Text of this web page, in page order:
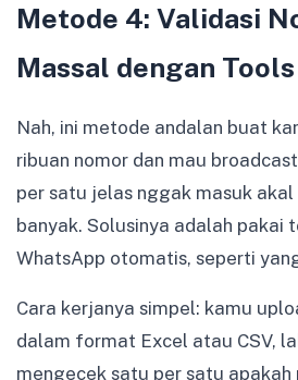
Metode 4: Validasi
Massal dengan
Nah, ini metode andalan buat
ribuan nomor dan mau
per satu jelas nggak masuk
banyak. Solusinya adalah pakai
WhatsApp otomatis, seperti
Cara kerjanya simpel: kamu
dalam format Excel atau CSV,
mengecek satu per satu